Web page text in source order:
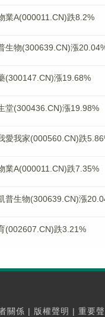
業A(000011.CN)跌8.2%
生物(300639.CN)漲
(300147.CN)漲19.68%
堂(300436.CN)漲19.98%
愛我家(000560.CN)跌
業A(000011.CN)跌7.35%
普生物(300639.CN)漲
(002607.CN)跌3.21%
關係 | 版權聲明 | 重要